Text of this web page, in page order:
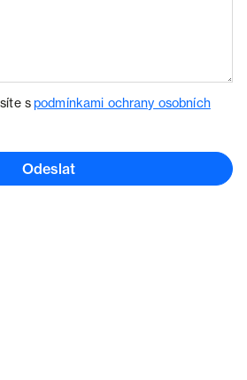
spodmínkami ochrany osobních
Odeslat